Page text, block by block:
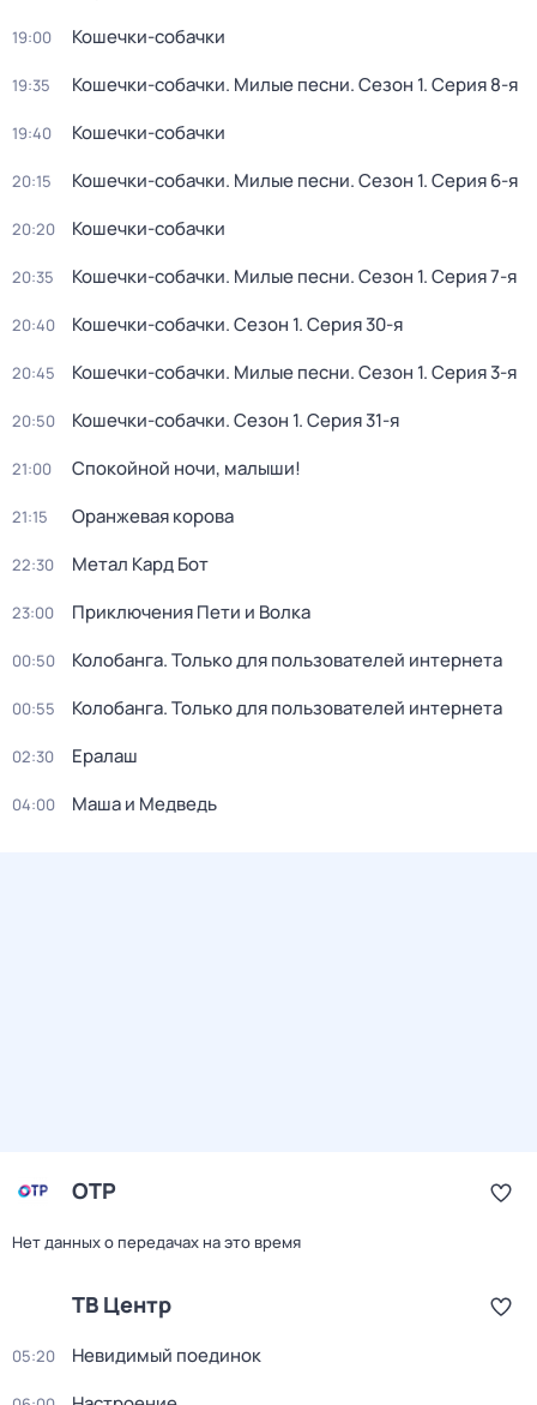
19:00 Кошечки-собачки
19:35 Кошечки-собачки. Милые песни. Сезон 1. Серия 8-я
19:40 Кошечки-собачки
20:15 Кошечки-собачки. Милые песни. Сезон 1. Серия 6-я
20:20 Кошечки-собачки
20:35 Кошечки-собачки. Милые песни. Сезон 1. Серия 7-я
20:40 Кошечки-собачки. Сезон 1. Серия 30-я
20:45 Кошечки-собачки. Милые песни. Сезон 1. Серия 3-я
20:50 Кошечки-собачки. Сезон 1. Серия 31-я
21:00 Спокойной ночи, малыши!
21:15 Оранжевая корова
22:30 Метал Кард Бот
23:00 Приключения Пети и Волка
00:50 Колобанга. Только для пользователей интернета
00:55 Колобанга. Только для пользователей интернета
02:30 Ералаш
04:00 Маша и Медведь
ОТР
Нет данных о передачах на это время
ТВ Центр
05:20 Невидимый поединок